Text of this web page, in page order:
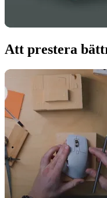
Att prestera